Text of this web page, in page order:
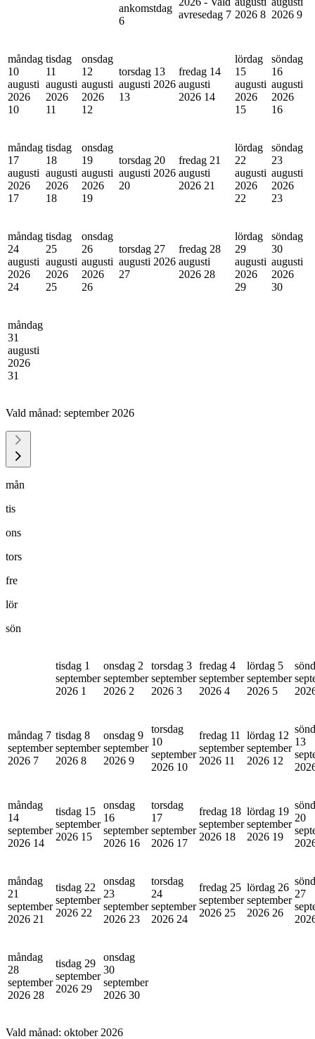
ankomstdag
6
avresedag 7 2026 8 2026 9
måndag
10
augusti
2026
10
tisdag
11
augusti
2026
11
onsdag
12
augusti
2026
12
torsdag 13
augusti 2026
13
fredag 14
augusti
2026 14
lördag
15
augusti
2026
15
söndag
16
augusti
2026
16
måndag
17
augusti
2026
17
tisdag
18
augusti
2026
18
onsdag
19
augusti
2026
19
torsdag 20
augusti 2026
20
fredag 21
augusti
2026 21
lördag
22
augusti
2026
22
söndag
23
augusti
2026
23
måndag
24
augusti
2026
24
tisdag
25
augusti
2026
25
onsdag
26
augusti
2026
26
torsdag 27
augusti 2026
27
fredag 28
augusti
2026 28
lördag
29
augusti
2026
29
söndag
30
augusti
2026
30
måndag
31
augusti
2026
31
Vald månad: september 2026
mån
tis
ons
tors
fre
lör
sön
tisdag 1
september
2026 1
onsdag 2
september
2026 2
torsdag 3
september
2026 3
fredag 4
september
2026 4
lördag 5
september
2026 5
måndag 7
september
2026 7
tisdag 8
september
2026 8
onsdag 9
september
2026 9
torsdag
10
september
2026 10
fredag 11
september
2026 11
lördag 12
september
2026 12
13
måndag
14
september
2026 14
tisdag 15
september
2026 15
onsdag
16
september
2026 16
torsdag
17
september
2026 17
fredag 18
september
2026 18
lördag 19
september
2026 19
20
måndag
21
september
2026 21
tisdag 22
september
2026 22
onsdag
23
september
2026 23
torsdag
24
september
2026 24
fredag 25
september
2026 25
lördag 26
september
2026 26
27
måndag
28
september
2026 28
tisdag 29
september
2026 29
onsdag
30
september
2026 30
Vald månad: oktober 2026